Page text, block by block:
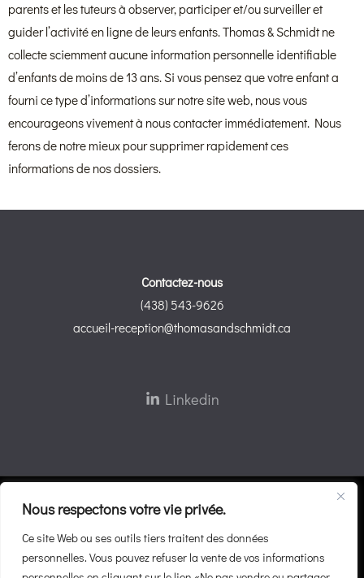
Nous respectons votre vie privée.
Ce site Web ou ses outils tiers traitent des données
personnelles. Vous pouvez refuser la vente de vos informations
parents et les tuteurs à observer, participer et/ou surveiller et
guider l’activité en ligne de leurs enfants. Thomas & Schmidt ne
collecte sciemment aucune information personnelle identifiable
d’enfants de moins de 13 ans. Si vous pensez que votre enfant a
fourni ce type d’informations sur notre site web, nous vous
encourageons vivement à nous contacter immédiatement. Nous
ferons de notre mieux pour supprimer rapidement ces
informations de nos dossiers.
Contactez-nous
(438) 543-9626
accueil-reception@thomasandschmidt.ca
Linkedin
Droits d'auteur © 2026 Thomas & Schmidt
Conditions d’utilisation
Déclaration sur la diversité